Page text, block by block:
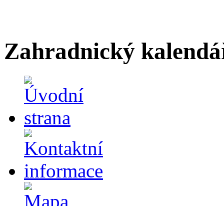
Zahradnický